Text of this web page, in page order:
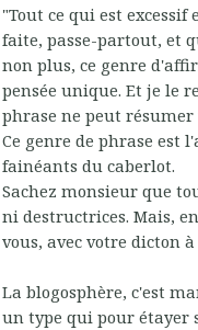
"Tout ce qui est
faite, passe-partout, et
non plus, ce genre
pensée unique. Et je le
phrase ne peut résumer
Ce genre de phrase est
fainéants du caberlot.
Sachez monsieur que
ni destructrices. Mais,
vous, avec votre dicton
La blogosphère, c'est
un type qui pour étayer